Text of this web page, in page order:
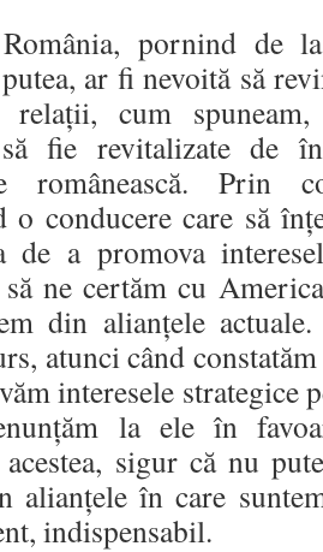
pornind de
ar fi nevoită să
relații, cum
fie revitalizate de
românească. Prin
o conducere care să
de a promova
să ne certăm cu
din alianțele
atunci când
interesele strategice
la ele în
sigur că nu
alianțele în care
indispensabil.